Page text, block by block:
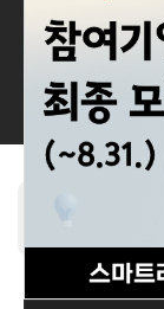
사전 등록